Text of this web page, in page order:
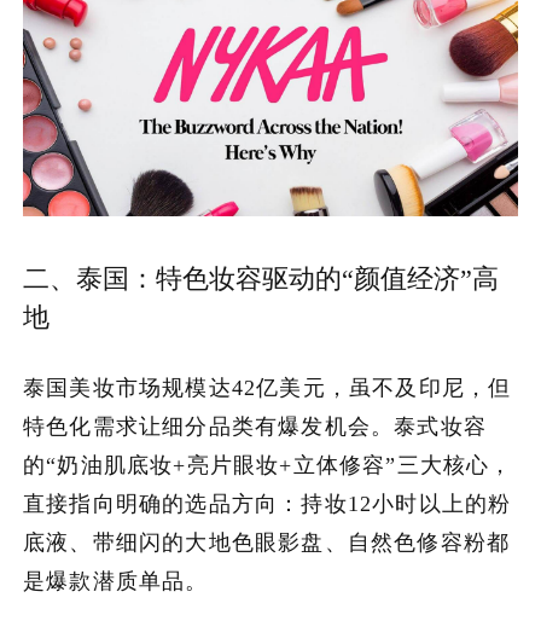
二、泰国：特色妆容驱动的“颜值经济”高
地
泰国美妆市场规模达42亿美元，虽不及印尼，但
特色化需求让细分品类有爆发机会。泰式妆容
的“奶油肌底妆+亮片眼妆+立体修容”三大核心，
直接指向明确的选品方向：持妆12小时以上的粉
底液、带细闪的大地色眼影盘、自然色修容粉都
是爆款潜质单品。